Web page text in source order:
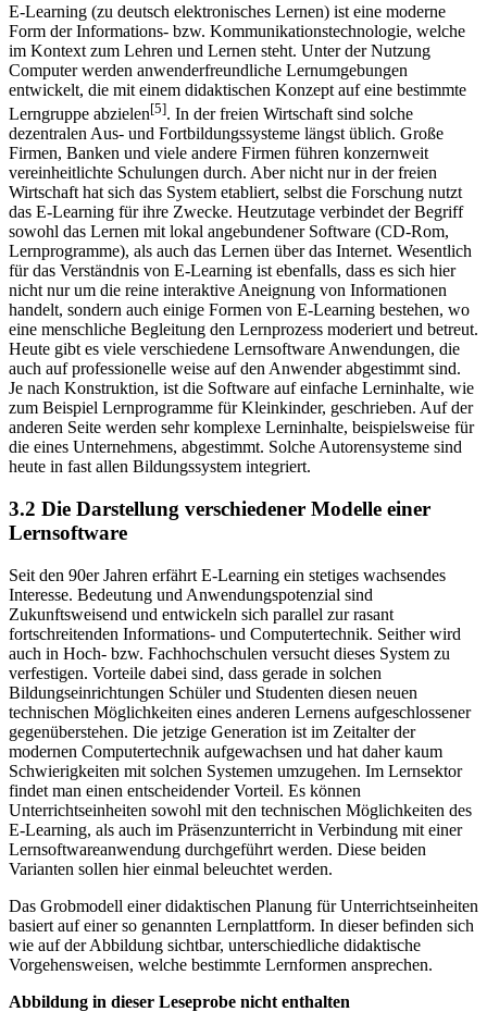
E-Learning (zu deutsch elektronisches Lernen) ist eine moderne
Form der Informations- bzw. Kommunikationstechnologie, welche
im Kontext zum Lehren und Lernen steht. Unter der Nutzung
Computer werden anwenderfreundliche Lernumgebungen
entwickelt, die mit einem didaktischen Konzept auf eine bestimmte
Lerngruppe abzielen[5]. In der freien Wirtschaft sind solche
dezentralen Aus- und Fortbildungssysteme längst üblich. Große
Firmen, Banken und viele andere Firmen führen konzernweit
vereinheitlichte Schulungen durch. Aber nicht nur in der freien
Wirtschaft hat sich das System etabliert, selbst die Forschung nutzt
das E-Learning für ihre Zwecke. Heutzutage verbindet der Begriff
sowohl das Lernen mit lokal angebundener Software (CD-Rom,
Lernprogramme), als auch das Lernen über das Internet. Wesentlich
für das Verständnis von E-Learning ist ebenfalls, dass es sich hier
nicht nur um die reine interaktive Aneignung von Informationen
handelt, sondern auch einige Formen von E-Learning bestehen, wo
eine menschliche Begleitung den Lernprozess moderiert und betreut.
Heute gibt es viele verschiedene Lernsoftware Anwendungen, die
auch auf professionelle weise auf den Anwender abgestimmt sind.
Je nach Konstruktion, ist die Software auf einfache Lerninhalte, wie
zum Beispiel Lernprogramme für Kleinkinder, geschrieben. Auf der
anderen Seite werden sehr komplexe Lerninhalte, beispielsweise für
die eines Unternehmens, abgestimmt. Solche Autorensysteme sind
heute in fast allen Bildungssystem integriert.
3.2 Die Darstellung verschiedener Modelle einer
Lernsoftware
Seit den 90er Jahren erfährt E-Learning ein stetiges wachsendes
Interesse. Bedeutung und Anwendungspotenzial sind
Zukunftsweisend und entwickeln sich parallel zur rasant
fortschreitenden Informations- und Computertechnik. Seither wird
auch in Hoch- bzw. Fachhochschulen versucht dieses System zu
verfestigen. Vorteile dabei sind, dass gerade in solchen
Bildungseinrichtungen Schüler und Studenten diesen neuen
technischen Möglichkeiten eines anderen Lernens aufgeschlossener
gegenüberstehen. Die jetzige Generation ist im Zeitalter der
modernen Computertechnik aufgewachsen und hat daher kaum
Schwierigkeiten mit solchen Systemen umzugehen. Im Lernsektor
findet man einen entscheidender Vorteil. Es können
Unterrichtseinheiten sowohl mit den technischen Möglichkeiten des
E-Learning, als auch im Präsenzunterricht in Verbindung mit einer
Lernsoftwareanwendung durchgeführt werden. Diese beiden
Varianten sollen hier einmal beleuchtet werden.
Das Grobmodell einer didaktischen Planung für Unterrichtseinheiten
basiert auf einer so genannten Lernplattform. In dieser befinden sich
wie auf der Abbildung sichtbar, unterschiedliche didaktische
Vorgehensweisen, welche bestimmte Lernformen ansprechen.
Abbildung in dieser Leseprobe nicht enthalten